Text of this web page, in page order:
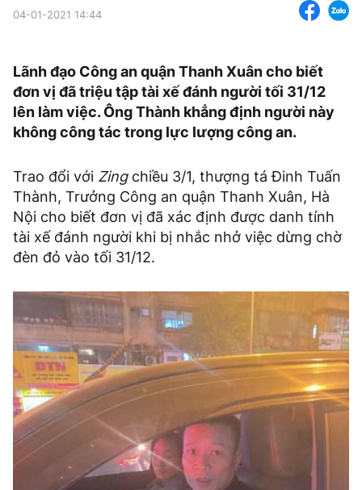
04-01-2021 14:44
Lãnh đạo Công an quận Thanh Xuân cho biết
đơn vị đã triệu tập tài xế đánh người tối 31/12
lên làm việc. Ông Thành khẳng định người này
không công tác trong lực lượng công an.
Trao đổi với Zingchiều 3/1, thượng tá Đinh Tuấn
Thành, Trưởng Công an quận Thanh Xuân, Hà
Nội cho biết đơn vị đã xác định được danh tính
tài xế đánh người khi bị nhắc nhở việc dừng chờ
đèn đỏ vào tối 31/12.